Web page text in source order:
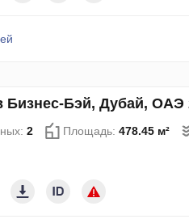
Бизнес-Бэй, Дубай,
2 Площадь: 478.45 м²